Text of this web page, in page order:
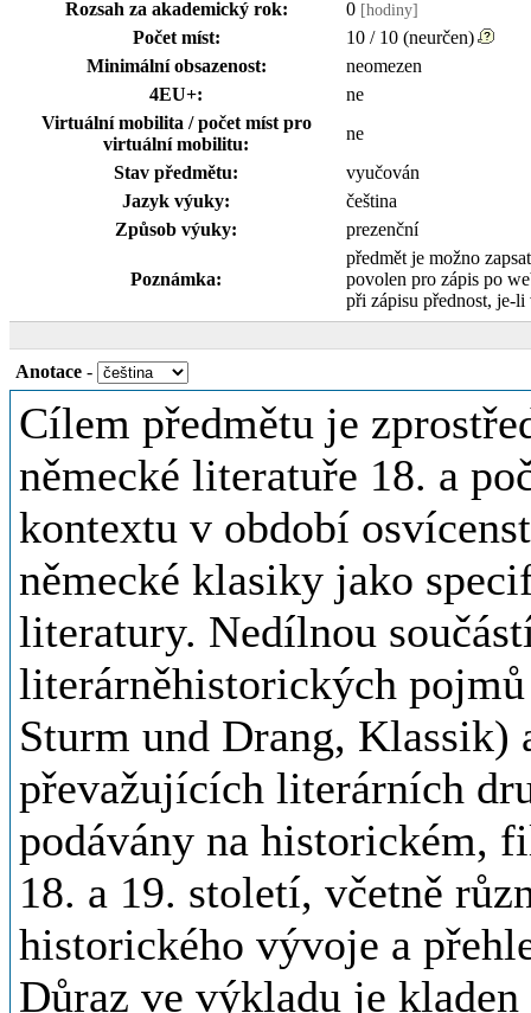
Rozsah za akademický rok: 0 [hodiny]
Počet míst:
10 / 10 (neurčen)
Minimální obsazenost:
neomezen
4EU+:
ne
Virtuální mobilita / počet míst pro
virtuální mobilitu:
ne
Stav předmětu:
vyučován
Jazyk výuky:
čeština
Způsob výuky:
prezenční
Poznámka:
předmět je možno
povolen pro zápis po
při zápisu přednost, je-li
Anotace -
Cílem předmětu je
německé literatuře 18. a
kontextu v období
německé klasiky jako
literatury. Nedílnou
literárněhistorických
Sturm und Drang,
převažujících literárních
podávány na historickém,
18. a 19. století, včetně
historického vývoje a
Důraz ve výkladu je